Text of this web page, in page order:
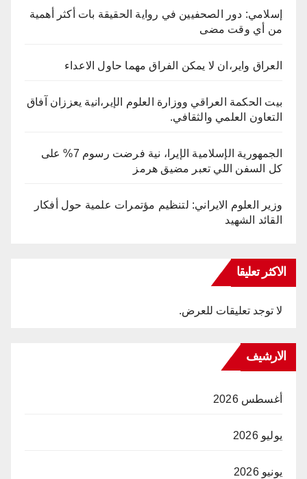
إسلامي: دور الصحفيين في رواية الحقيقة بات أكثر أهمية
من أي وقت مضى
العراق واير،ان لا يمكن الفراق مهما حاول الاعداء
بيت الحكمة العراقي ووزارة العلوم الإير،انية يعززان آفاق
التعاون العلمي والثقافي.
الجمهورية الإسلامية الإيرا، نية فرضت رسوم 7% على
كل السفن اللي تعبر مضيق هرمز
وزير العلوم الايراني: لتنظيم مؤتمرات علمية حول أفكار
القائد الشهيد
الاكثر تعليقا
لا توجد تعليقات للعرض.
الارشيف
أغسطس 2026
يوليو 2026
يونيو 2026